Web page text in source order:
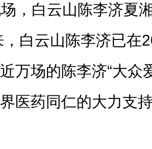
，白云山陈李济夏
白云山陈李济已在
万场的陈李济“大众
医药同仁的大力支